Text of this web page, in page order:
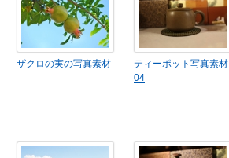
ザクロの実の写真素材
ティーポット写真素材
04